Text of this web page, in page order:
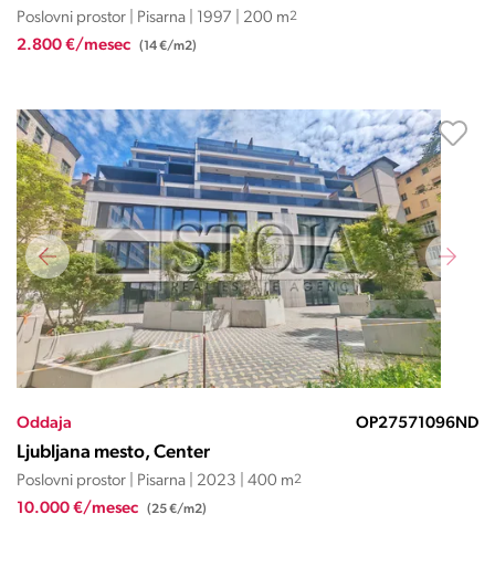
Poslovni prostor | Pisarna | 1997 | 200 m2
2.800 €/mesec (14 €/m2)
Oddaja OP27571096ND
Ljubljana mesto, Center
Poslovni prostor | Pisarna | 2023 | 400 m2
10.000 €/mesec (25 €/m2)